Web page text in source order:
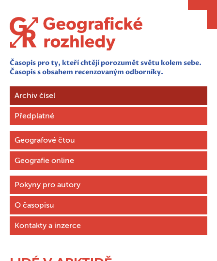
Časopis pro ty, kteří chtějí porozumět světu kolem sebe.
Časopis s obsahem recenzovaným odborníky.
Archiv čísel
Předplatné
Geografové čtou
Geografie online
Pokyny pro autory
O časopisu
Kontakty a inzerce